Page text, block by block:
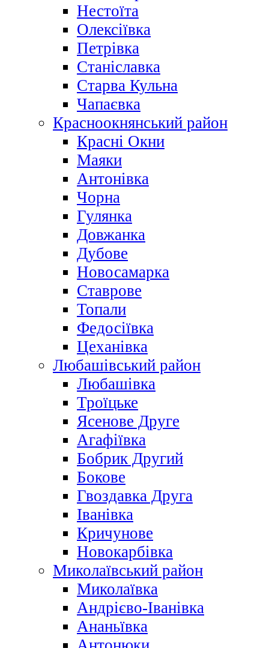
Нестоїта
Олексіївка
Петрівка
Станіславка
Старва Кульна
Чапаєвка
Красноокнянський район
Красні Окни
Маяки
Антонівка
Чорна
Гулянка
Довжанка
Дубове
Новосамарка
Ставрове
Топали
Федосіївка
Цеханівка
Любашівський район
Любашівка
Троїцьке
Ясенове Друге
Агафіївка
Бобрик Другий
Бокове
Гвоздавка Друга
Іванівка
Кричунове
Новокарбівка
Миколаївський район
Миколаївка
Андрієво-Іванівка
Ананьївка